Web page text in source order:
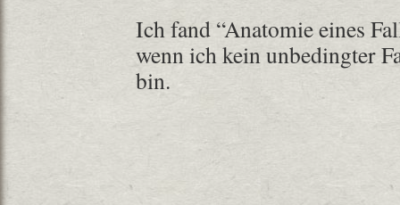
Ich fand “Anatomie eines
wenn ich kein unbedingter
bin.